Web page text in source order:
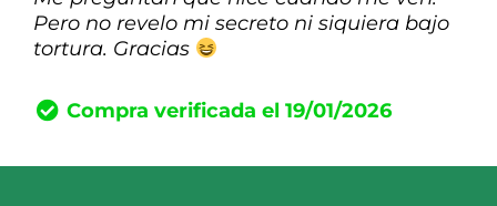
Pero no revelo mi secreto ni siquiera bajo
tortura. Gracias
Compra verificada el 19/01/2026